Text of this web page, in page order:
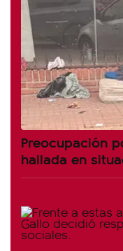
Preocupación
hallada en